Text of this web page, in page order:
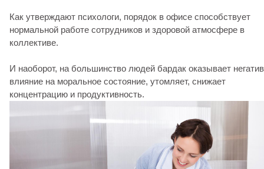
Как утверждают психологи, порядок в офисе способствует
нормальной работе сотрудников и здоровой атмосфере в
коллективе.
И наоборот, на большинство людей бардак оказывает
влияние на моральное состояние, утомляет, снижает
концентрацию и продуктивность.